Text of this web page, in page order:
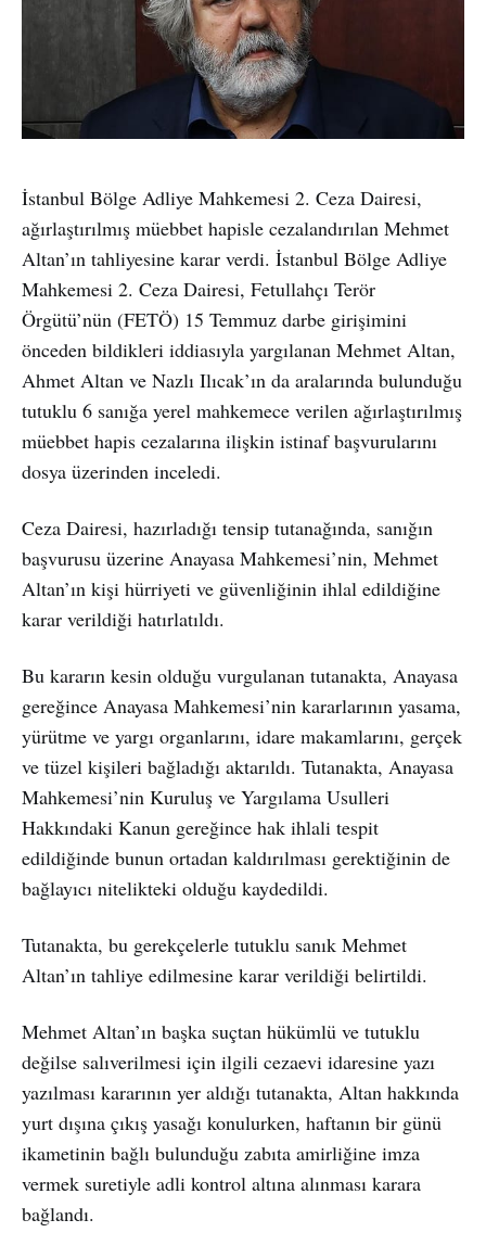
İstanbul Bölge Adliye Mahkemesi 2. Ceza Dairesi,
ağırlaştırılmış müebbet hapisle cezalandırılan Mehmet
Altan’ın tahliyesine karar verdi. İstanbul Bölge Adliye
Mahkemesi 2. Ceza Dairesi, Fetullahçı Terör
Örgütü’nün (FETÖ) 15 Temmuz darbe girişimini
önceden bildikleri iddiasıyla yargılanan Mehmet Altan,
Ahmet Altan ve Nazlı Ilıcak’ın da aralarında bulunduğu
tutuklu 6 sanığa yerel mahkemece verilen ağırlaştırılmış
müebbet hapis cezalarına ilişkin istinaf başvurularını
dosya üzerinden inceledi.
Ceza Dairesi, hazırladığı tensip tutanağında, sanığın
başvurusu üzerine Anayasa Mahkemesi’nin, Mehmet
Altan’ın kişi hürriyeti ve güvenliğinin ihlal edildiğine
karar verildiği hatırlatıldı.
Bu kararın kesin olduğu vurgulanan tutanakta, Anayasa
gereğince Anayasa Mahkemesi’nin kararlarının yasama,
yürütme ve yargı organlarını, idare makamlarını, gerçek
ve tüzel kişileri bağladığı aktarıldı. Tutanakta, Anayasa
Mahkemesi’nin Kuruluş ve Yargılama Usulleri
Hakkındaki Kanun gereğince hak ihlali tespit
edildiğinde bunun ortadan kaldırılması gerektiğinin de
bağlayıcı nitelikteki olduğu kaydedildi.
Tutanakta, bu gerekçelerle tutuklu sanık Mehmet
Altan’ın tahliye edilmesine karar verildiği belirtildi.
Mehmet Altan’ın başka suçtan hükümlü ve tutuklu
değilse salıverilmesi için ilgili cezaevi idaresine yazı
yazılması kararının yer aldığı tutanakta, Altan hakkında
yurt dışına çıkış yasağı konulurken, haftanın bir günü
ikametinin bağlı bulunduğu zabıta amirliğine imza
vermek suretiyle adli kontrol altına alınması karara
bağlandı.